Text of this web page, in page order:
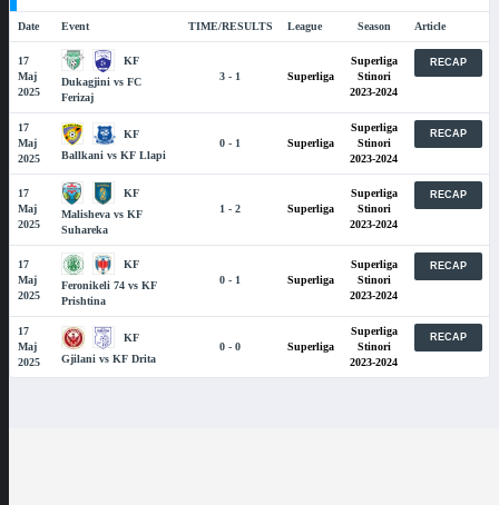
Date Event TIME/RESULTS League Season Article
17
Maj
2025
KF
Dukagjini vs FC
Ferizaj
3 - 1 Superliga
Superliga
Stinori
2023-2024
RECAP
17
Maj
2025
KF
Ballkani vs KF Llapi
0 - 1 Superliga
Superliga
Stinori
2023-2024
RECAP
17
Maj
2025
KF
Malisheva vs KF
Suhareka
1 - 2 Superliga
Superliga
Stinori
2023-2024
RECAP
17
Maj
2025
KF
Feronikeli 74 vs KF
Prishtina
0 - 1 Superliga
Superliga
Stinori
2023-2024
RECAP
17
Maj
2025
KF
Gjilani vs KF Drita
0 - 0 Superliga
Superliga
Stinori
2023-2024
RECAP